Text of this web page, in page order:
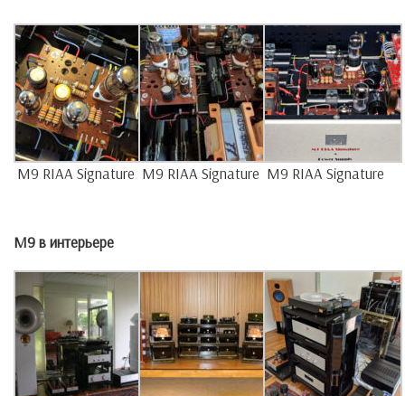
M9 RIAA Signature M9 RIAA Signature M9 RIAA Signature
M9 в интерьере